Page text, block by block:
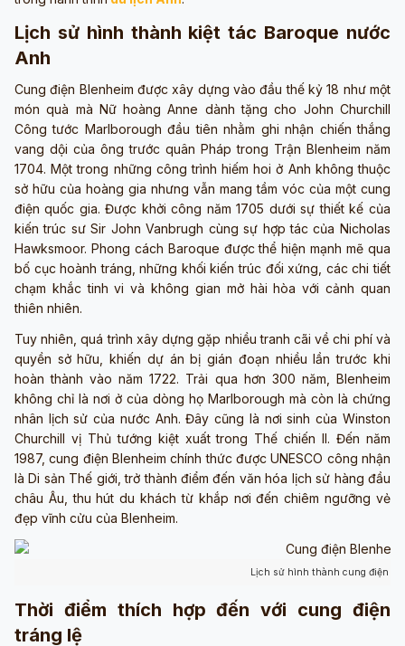
Lịch sử hình thành kiệt tác Baroque nước
Anh
Cung điện Blenheim được xây dựng vào đầu thế kỷ 18 như một
món quà mà Nữ hoàng Anne dành tặng cho John Churchill
Công tước Marlborough đầu tiên nhằm ghi nhận chiến thắng
vang dội của ông trước quân Pháp trong Trận Blenheim năm
1704. Một trong những công trình hiếm hoi ở Anh không thuộc
sở hữu của hoàng gia nhưng vẫn mang tầm vóc của một cung
điện quốc gia. Được khởi công năm 1705 dưới sự thiết kế của
kiến trúc sư Sir John Vanbrugh cùng sự hợp tác của Nicholas
Hawksmoor. Phong cách Baroque được thể hiện mạnh mẽ qua
bố cục hoành tráng, những khối kiến trúc đối xứng, các chi tiết
chạm khắc tinh vi và không gian mở hài hòa với cảnh quan
thiên nhiên.
Tuy nhiên, quá trình xây dựng gặp nhiều tranh cãi về chi phí và
quyền sở hữu, khiến dự án bị gián đoạn nhiều lần trước khi
hoàn thành vào năm 1722. Trải qua hơn 300 năm, Blenheim
không chỉ là nơi ở của dòng họ Marlborough mà còn là chứng
nhân lịch sử của nước Anh. Đây cũng là nơi sinh của Winston
Churchill vị Thủ tướng kiệt xuất trong Thế chiến II. Đến năm
1987, cung điện Blenheim chính thức được UNESCO công nhận
là Di sản Thế giới, trở thành điểm đến văn hóa lịch sử hàng đầu
châu Âu, thu hút du khách từ khắp nơi đến chiêm ngưỡng vẻ
đẹp vĩnh cửu của Blenheim.
Lịch sử hình thành cung điện
Thời điểm thích hợp đến với cung điện
tráng lệ